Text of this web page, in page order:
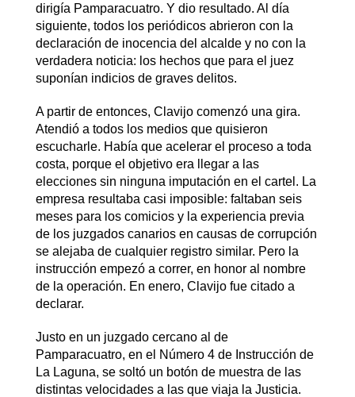
dirigía Pamparacuatro. Y dio resultado. Al día
siguiente, todos los periódicos abrieron con la
declaración de inocencia del alcalde y no con la
verdadera noticia: los hechos que para el juez
suponían indicios de graves delitos.
A partir de entonces, Clavijo comenzó una gira.
Atendió a todos los medios que quisieron
escucharle. Había que acelerar el proceso a toda
costa, porque el objetivo era llegar a las
elecciones sin ninguna imputación en el cartel. La
empresa resultaba casi imposible: faltaban seis
meses para los comicios y la experiencia previa
de los juzgados canarios en causas de corrupción
se alejaba de cualquier registro similar. Pero la
instrucción empezó a correr, en honor al nombre
de la operación. En enero, Clavijo fue citado a
declarar.
Justo en un juzgado cercano al de
Pamparacuatro, en el Número 4 de Instrucción de
La Laguna, se soltó un botón de muestra de las
distintas velocidades a las que viaja la Justicia.